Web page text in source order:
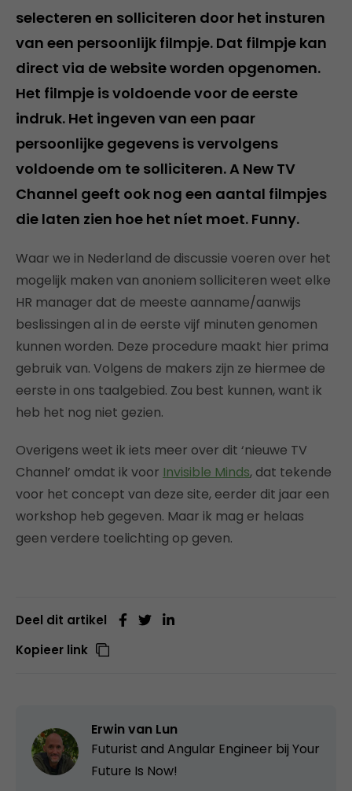
selecteren en solliciteren door het insturen
van een persoonlijk filmpje. Dat filmpje kan
direct via de website worden opgenomen.
Het filmpje is voldoende voor de eerste
indruk. Het ingeven van een paar
persoonlijke gegevens is vervolgens
voldoende om te solliciteren. A New TV
Channel geeft ook nog een aantal filmpjes
die laten zien hoe het níet moet. Funny.
Waar we in Nederland de discussie voeren over het
mogelijk maken van anoniem solliciteren weet elke
HR manager dat de meeste aanname/aanwijs
beslissingen al in de eerste vijf minuten genomen
kunnen worden. Deze procedure maakt hier prima
gebruik van. Volgens de makers zijn ze hiermee de
eerste in ons taalgebied. Zou best kunnen, want ik
heb het nog niet gezien.
Overigens weet ik iets meer over dit ‘nieuwe TV
Channel’ omdat ik voor Invisible Minds, dat tekende
voor het concept van deze site, eerder dit jaar een
workshop heb gegeven. Maar ik mag er helaas
geen verdere toelichting op geven.
Deel dit artikel
Kopieer link
Erwin van Lun
Futurist and Angular Engineer bij Your
Future Is Now!